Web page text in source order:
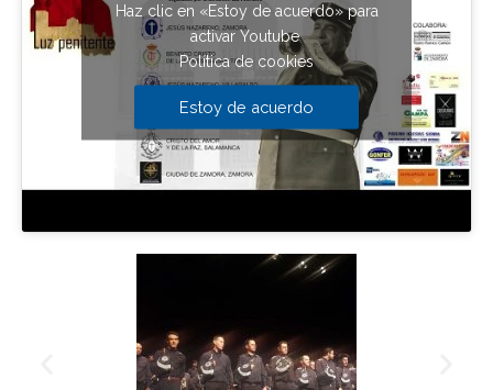
Haz clic en «Estoy de acuerdo» para
activar Youtube
Política de cookies
Estoy de acuerdo